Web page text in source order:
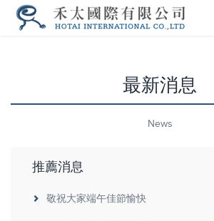
最新消息
News
推薦消息
敬祝大家端午佳節愉快